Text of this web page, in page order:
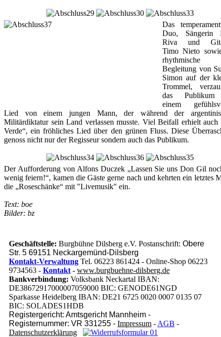
Das
Duo, Sängerin
Riva und
Timo Nieto
rhythmische
Begleitung von
Simon auf der
Trommel,
das
einem
Lied von einem jungen Mann, der während der
Militärdiktatur sein Land verlassen musste. Viel Beifall erhielt auch
Verde“, ein fröhliches Lied über den grünen Fluss. Diese
genoss nicht nur der Regisseur sondern auch das Publikum.
Der Aufforderung von Alfons Duczek „Lassen Sie uns Don Gil
wenig feiern!“, kamen die Gäste gerne nach und kehrten ein letztes
die „Roseschänke“ mit "Livemusik" ein.
Text: boe
Bilder: bz
Geschäftstelle: Burgbühne Dilsberg e.V. Postanschrift: Obere
Str. 5 69151 Neckargemünd-Dilsberg
Kontakt-Verwaltung Tel. 06223 861424 - Online-Shop 06223
9734563 - Kontakt - www.burgbuehne-dilsberg.de
Bankverbindung: Volksbank Neckartal IBAN:
DE38672917000007059000 BIC: GENODE61NGD
Sparkasse Heidelberg IBAN: DE21 6725 0020 0007 0135 07
BIC: SOLADES1HDB
Registergericht: Amtsgericht Mannheim -
Registernummer: VR 331255 - Impressum - AGB -
Datenschutzerklärung